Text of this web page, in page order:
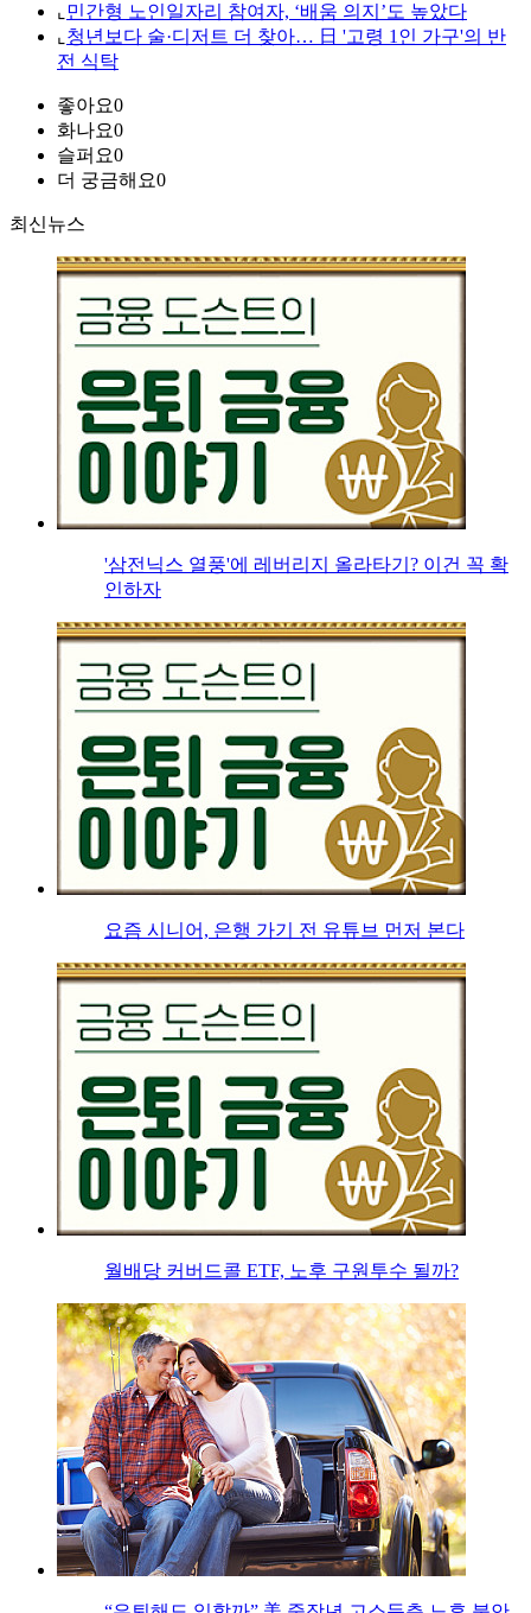
⌞ 민간형 노인일자리 참여자, ‘배움 의지’도 높았다
⌞ 청년보다 술·디저트 더 찾아… 日 '고령 1인 가구'의 반
전 식탁
좋아요0
화나요0
슬퍼요0
더 궁금해요0
최신뉴스
'삼전닉스 열풍'에 레버리지 올라타기? 이건 꼭 확
인하자
요즘 시니어, 은행 가기 전 유튜브 먼저 본다
월배당 커버드콜 ETF, 노후 구원투수 될까?